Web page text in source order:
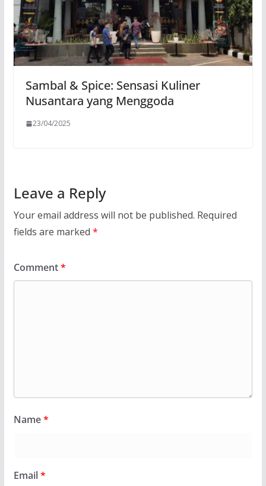
Sambal & Spice: Sensasi Kuliner
Nusantara yang Menggoda
23/04/2025
Leave a Reply
Your email address will not be published. Required
fields are marked *
Comment*
Name*
Email*